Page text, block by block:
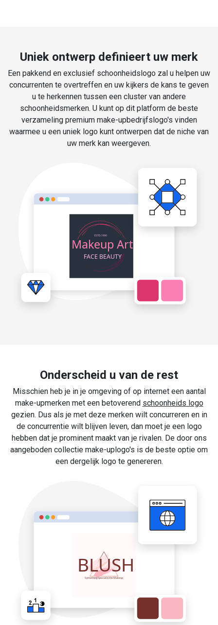
Uniek ontwerp definieert uw merk
Een pakkend en exclusief schoonheidslogo zal u helpen uw
concurrenten te overtreffen en uw kijkers de kans te geven
u te herkennen tussen een cluster van andere
schoonheidsmerken. U kunt op dit platform de beste
verzameling premium make-upbedrijfslogo's vinden
waarmee u een uniek logo kunt ontwerpen dat de niche van
uw merk kan weergeven.
Onderscheid u van de rest
Misschien heb je in je omgeving of op internet een aantal
make-upmerken met een betoverend schoonheids logo
gezien. Dus als je met deze merken wilt concurreren en in
de concurrentie wilt blijven leven, dan moet je een logo
hebben dat je prominent maakt van je rivalen. De door ons
aangeboden collectie make-uplogo's is de beste optie om
een dergelijk logo te genereren.